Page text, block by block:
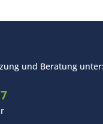
und Beratung unter: